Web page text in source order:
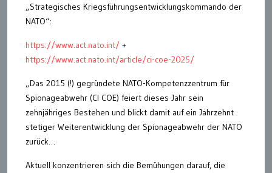
„Strategisches Kriegsführungsentwicklungskommando der
NATO“:
https://www.act.nato.int/ +
https://www.act.nato.int/article/ci-coe-2025/
„Das 2015 (!) gegründete NATO-Kompetenzzentrum für
Spionageabwehr (CI COE) feiert dieses Jahr sein
zehnjähriges Bestehen und blickt damit auf ein Jahrzehnt
stetiger Weiterentwicklung der Spionageabwehr der NATO
zurück…
Aktuell konzentrieren sich die Bemühungen darauf, die